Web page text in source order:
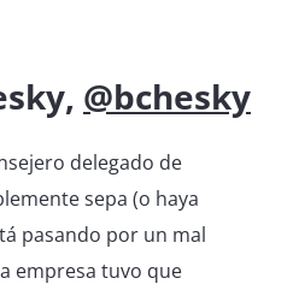
@bchesky
delegado de
sepa (o haya
pasando por un mal
empresa tuvo que